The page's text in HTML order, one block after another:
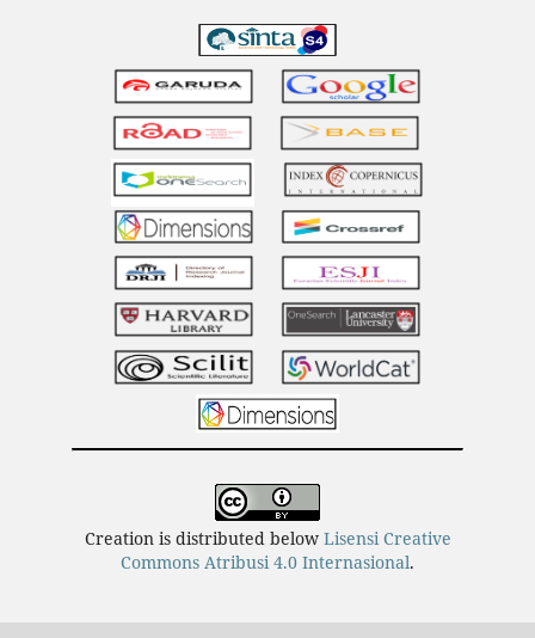
Creation is distributed below Lisensi Creative
Commons Atribusi 4.0 Internasional.